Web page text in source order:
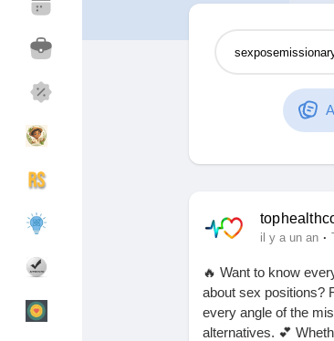
Mes
Pages
il y a un an ·
🔥 Want to know
about sex positions?
every angle of the
alternatives. 💕